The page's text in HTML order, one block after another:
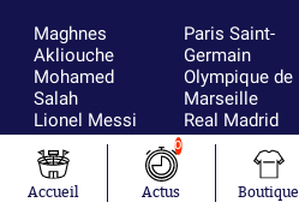
Maghnes
Akliouche
Mohamed
Salah
Lionel Messi
Ferrán Torres
Kilian Corredor
Franco
Mastantuono
Paris Saint-
Germain
Olympique de
Marseille
Real Madrid
FIFA
Olympique
lyonnais
AS Monaco
Accueil
0
Actus Boutique